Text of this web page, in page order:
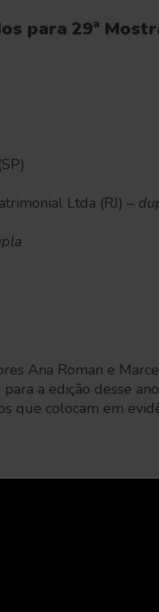
para 29ª
Ltda (RJ) –
Ana Roman e
para a edição desse
que colocam em